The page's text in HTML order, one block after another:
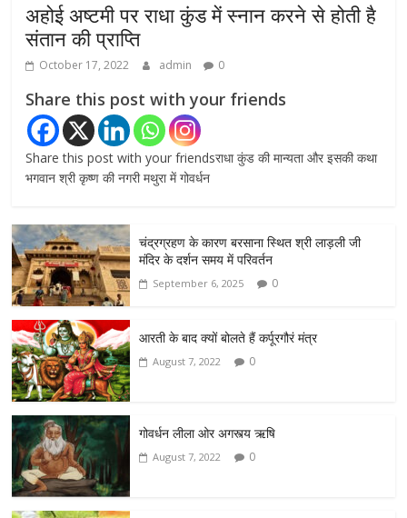
अहोई अष्टमी पर राधा कुंड में स्नान करने से होती है
संतान की प्राप्ति
October 17, 2022 admin 0
Share this post with your friends
Share this post with your friendsराधा कुंड की मान्यता और इसकी कथा
भगवान श्री कृष्ण की नगरी मथुरा में गोवर्धन
चंद्रग्रहण के कारण बरसाना स्थित श्री लाड़ली जी
मंदिर के दर्शन समय में परिवर्तन
September 6, 2025 0
आरती के बाद क्यों बोलते हैं कर्पूरगौरं मंत्र
August 7, 2022 0
गोवर्धन लीला ओर अगस्त्य ऋषि
August 7, 2022 0